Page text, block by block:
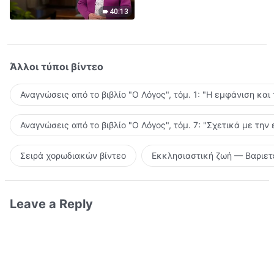
40:13
Άλλοι τύποι βίντεο
Αναγνώσεις από το βιβλίο "Ο Λόγος", τόμ. 1: "Η εμφάνιση
Αναγνώσεις από το βιβλίο "Ο Λόγος", τόμ. 7: "Σχετικά με την
Σειρά χορωδιακών βίντεο Εκκλησιαστική ζωή —
Leave a Reply